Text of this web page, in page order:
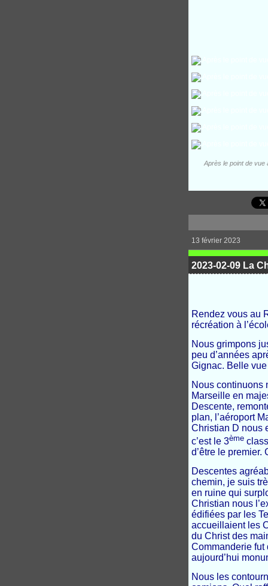
Après le point de vue
13 février 2023
2023-02-09 La
Rendez vous au
récréation à
Nous grimpons
peu d’années
Gignac. Belle
Nous continuons
Marseille en
Descente,
plan, l’aéroport
Christian D nous
c’est le 3ème
d’être le
Descentes
chemin, je suis
en ruine qui
Christian nous
édifiées par les
accueillaient les
du Christ des
Commanderie fut
aujourd’hui
Nous les